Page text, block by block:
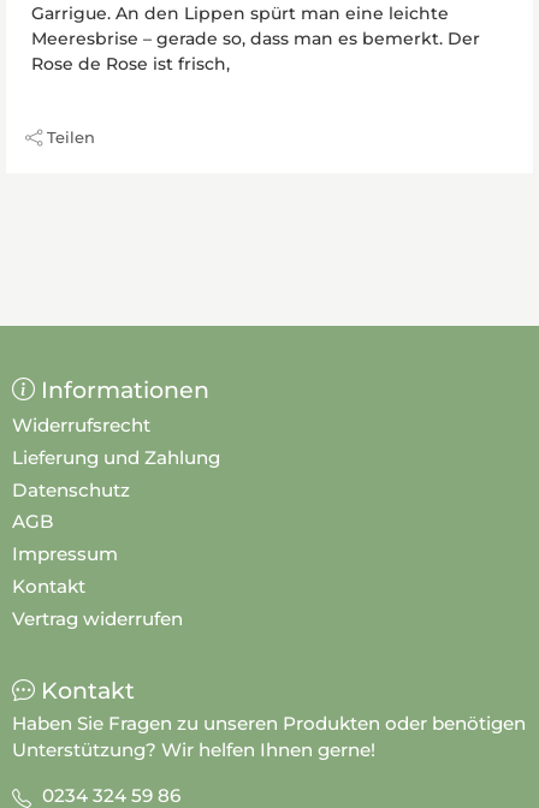
Garrigue. An den Lippen spürt man eine leichte
Meeresbrise – gerade so, dass man es bemerkt. Der
Rose de Rose ist frisch,
Teilen
Informationen
Widerrufsrecht
Lieferung und Zahlung
Datenschutz
AGB
Impressum
Kontakt
Vertrag widerrufen
Kontakt
Haben Sie Fragen zu unseren Produkten oder benötigen
Unterstützung? Wir helfen Ihnen gerne!
0234 324 59 86